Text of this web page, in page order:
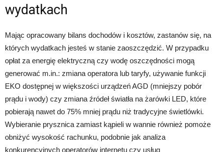
wydatkach
Mając opracowany bilans dochodów i kosztów, zastanów się, na
których wydatkach jesteś w stanie zaoszczędzić. W przypadku
opłat za energię elektryczną czy wodę oszczędności mogą
generować m.in.: zmiana operatora lub taryfy, używanie funkcji
EKO dostępnej w większości urządzeń AGD (mniejszy pobór
prądu i wody) czy zmiana źródeł światła na żarówki LED, które
pobierają nawet do 75% mniej prądu niż tradycyjne świetlówki.
Wybieranie prysznica zamiast kąpieli w wannie również pomoże
obniżyć wysokość rachunku, podobnie jak analiza
konkurencyjnych operatorów internetu czy usług